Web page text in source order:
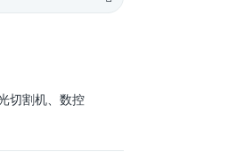
切割机、数控